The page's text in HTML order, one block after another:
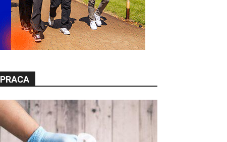
PRACA